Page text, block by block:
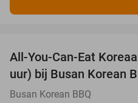
All-You-Can-Eat
uur) bij Busan Korean
Busan Korean BBQ